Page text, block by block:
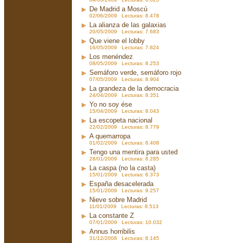
De Madrid a Moscú
02/06/2009 Lecturas: 8.478
La alianza de las galaxias
20/05/2009 Lecturas: 7.683
Que viene el lobby
16/05/2009 Lecturas: 7.824
Los menéndez
08/05/2009 Lecturas: 8.253
Semáforo verde, semáforo rojo
07/05/2009 Lecturas: 8.904
La grandeza de la democracia
24/04/2009 Lecturas: 8.351
Yo no soy ése
15/04/2009 Lecturas: 8.043
La escopeta nacional
22/02/2009 Lecturas: 8.779
A quemarropa
01/02/2009 Lecturas: 8.408
Tengo una mentira para usted
28/01/2009 Lecturas: 8.285
La caspa (no la casta)
15/01/2009 Lecturas: 8.373
España desacelerada
15/01/2009 Lecturas: 9.257
Nieve sobre Madrid
11/01/2009 Lecturas: 8.513
La constante Z
07/01/2009 Lecturas: 10.032
Annus horribilis
31/12/2008 Lecturas: 8.145